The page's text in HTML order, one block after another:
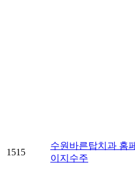
1515
수원바른탑치과 홈페
이지수주